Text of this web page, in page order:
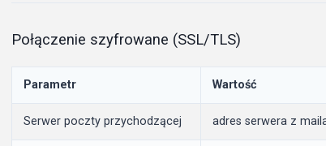
Połączenie szyfrowane (SSL/TLS)
Parametr Wartość
Serwer poczty przychodzącej adres serwera z